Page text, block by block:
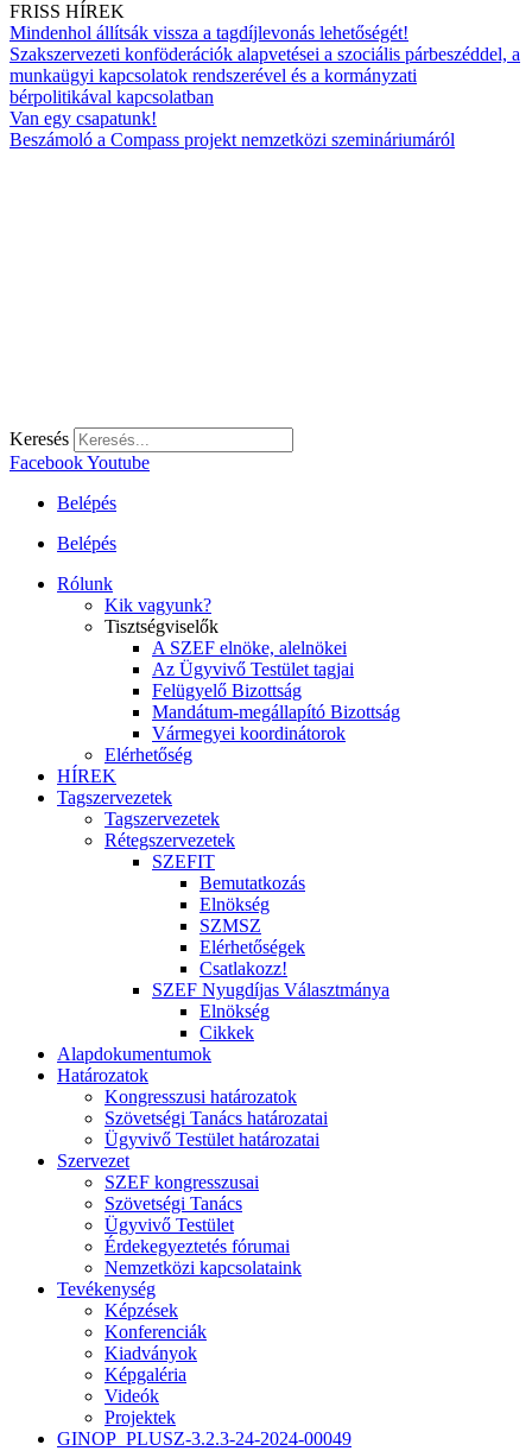
FRISS HÍREK
Mindenhol állítsák vissza a tagdíjlevonás lehetőségét!
Szakszervezeti konföderációk alapvetései a szociális párbeszéddel, a
munkaügyi kapcsolatok rendszerével és a kormányzati
bérpolitikával kapcsolatban
Van egy csapatunk!
Beszámoló a Compass projekt nemzetközi szemináriumáról
Keresés
FacebookYoutube
Belépés
Belépés
Rólunk
Kik vagyunk?
Tisztségviselők
A SZEF elnöke, alelnökei
Az Ügyvivő Testület tagjai
Felügyelő Bizottság
Mandátum-megállapító Bizottság
Vármegyei koordinátorok
Elérhetőség
HÍREK
Tagszervezetek
Tagszervezetek
Rétegszervezetek
SZEFIT
Bemutatkozás
Elnökség
SZMSZ
Elérhetőségek
Csatlakozz!
SZEF Nyugdíjas Választmánya
Elnökség
Cikkek
Alapdokumentumok
Határozatok
Kongresszusi határozatok
Szövetségi Tanács határozatai
Ügyvivő Testület határozatai
Szervezet
SZEF kongresszusai
Szövetségi Tanács
Ügyvivő Testület
Érdekegyeztetés fórumai
Nemzetközi kapcsolataink
Tevékenység
Képzések
Konferenciák
Kiadványok
Képgaléria
Videók
Projektek
GINOP_PLUSZ-3.2.3-24-2024-00049